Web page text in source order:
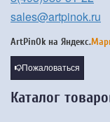
sales@artpinok.ru
ArtPinOk на Яндекс.
Пожаловаться
Каталог